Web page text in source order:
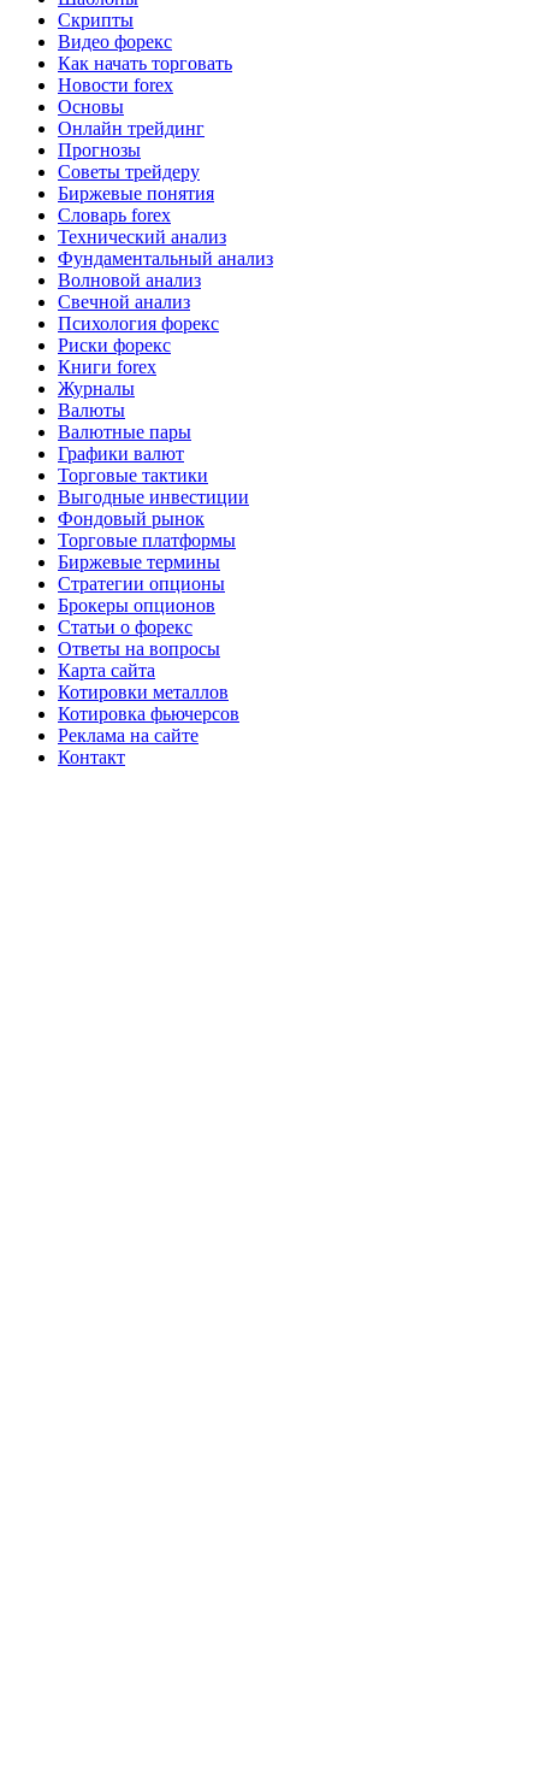
Скрипты
Видео форекс
Как начать торговать
Новости forex
Основы
Онлайн трейдинг
Прогнозы
Советы трейдеру
Биржевые понятия
Словарь forex
Технический анализ
Фундаментальный анализ
Волновой анализ
Свечной анализ
Психология форекс
Риски форекс
Книги forex
Журналы
Валюты
Валютные пары
Графики валют
Торговые тактики
Выгодные инвестиции
Фондовый рынок
Торговые платформы
Биржевые термины
Стратегии опционы
Брокеры опционов
Статьи о форекс
Ответы на вопросы
Карта сайта
Котировки металлов
Котировка фьючерсов
Реклама на сайте
Контакт